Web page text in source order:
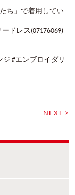
ち」で着用してい
ドレス(07176069)
ジ #エンブロイダリ
NEXT >